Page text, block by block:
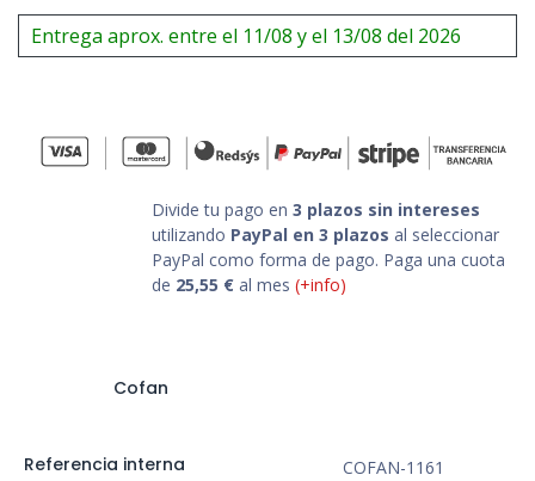
Entrega aprox. entre el 11/08 y el 13/08 del 2026
Divide tu pago en 3 plazos sin intereses
utilizando PayPal en 3 plazos al seleccionar
PayPal como forma de pago. Paga una cuota
de 25,55 € al mes (+info)
Cofan
Referencia interna COFAN-1161